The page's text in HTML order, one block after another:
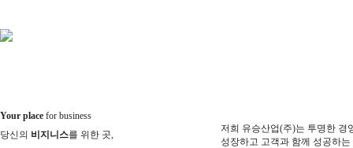
Your place for business
당신의 비지니스를 위한 곳,
저희 유승산업(주)는 투명한 경
성장하고 고객과 함께 성공하